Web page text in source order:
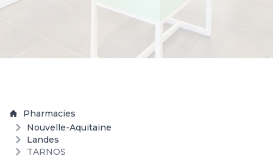
Pharmacies
Nouvelle-Aquitaine
Landes
TARNOS